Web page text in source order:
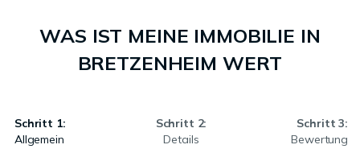
WAS IST MEINE IMMOBILIE IN
BRETZENHEIM WERT
Schritt 1:
Allgemein
Schritt 2:
Details
Schritt 3:
Bewertung